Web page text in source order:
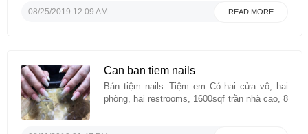
Người Rất Dễ. Lương $1300 to $1600....
08/25/2019 12:09 AM READ MORE
Can ban tiem nails
Bán tiệm nails..Tiệm em Có hai cửa vô, hai
phòng, hai restrooms, 1600sqf trần nhà cao, 8